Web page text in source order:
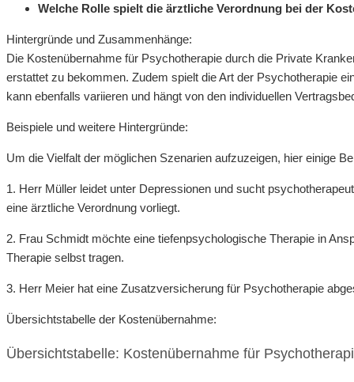
Welche Rolle spielt die ärztliche Verordnung bei der
Hintergründe und Zusammenhänge:
Die Kostenübernahme für Psychotherapie durch die Private
erstattet zu bekommen. Zudem spielt die Art der Psychotherapie
kann ebenfalls variieren und hängt von den individuellen
Beispiele und weitere Hintergründe:
Um die Vielfalt der möglichen Szenarien aufzuzeigen, hier einige
1. Herr Müller leidet unter Depressionen und sucht
eine ärztliche Verordnung vorliegt.
2. Frau Schmidt möchte eine tiefenpsychologische Therapie in
Therapie selbst tragen.
3. Herr Meier hat eine Zusatzversicherung für Psychotherapie
Übersichtstabelle der Kostenübernahme:
Übersichtstabelle: Kostenübernahme für